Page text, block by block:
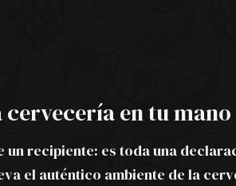
en tu mano
un recipiente: es toda una
el auténtico ambiente de la